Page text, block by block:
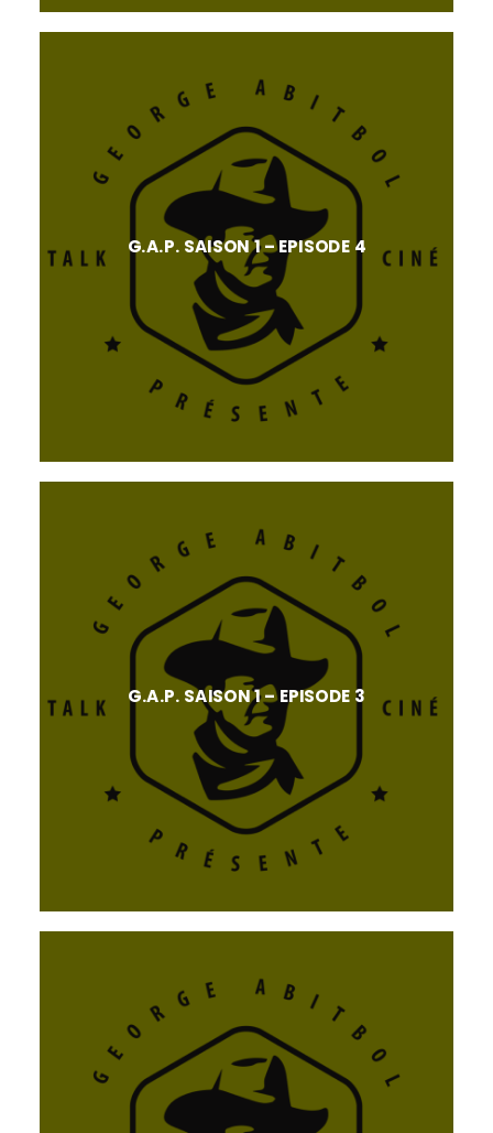
G.A.P. SAISON 1 – EPISODE 4
G.A.P. SAISON 1 – EPISODE 3